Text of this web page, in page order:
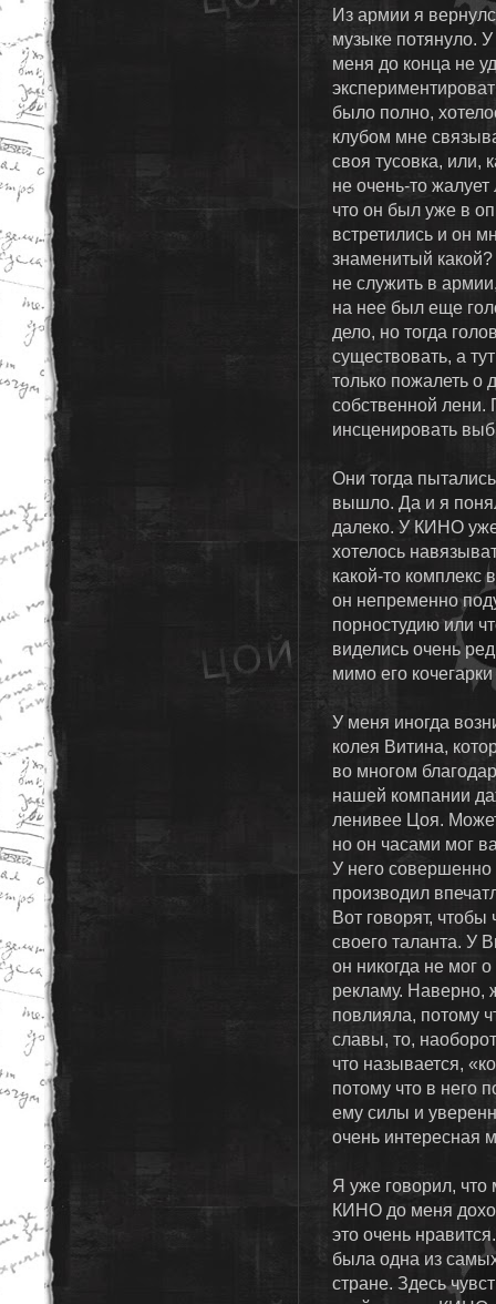
Из армии я
музыке потянуло.
меня до конца не
было полно,
клубом мне
своя тусовка, или,
не очень-то
что он был уже в
встретились и он
знаменитый
не служить в
на нее был еще
дело, но тогда
существовать, а
только пожалеть о
собственной лени.
инсценировать
Они тогда
вышло. Да и я
далеко. У КИНО
хотелось
какой-то комплекс
он непременно
порностудию или
виделись очень
мимо его
У меня иногда
колея Витина,
во многом
нашей компании
ленивее Цоя.
но он часами мог
У него совершенно
производил
Вот говорят,
своего таланта. У
он никогда не мог
рекламу. Наверно,
повлияла, потому
славы, то,
что называется,
потому что в него
ему силы и
очень интересная
Я уже говорил, что
КИНО до меня
это очень
была одна из
стране. Здесь